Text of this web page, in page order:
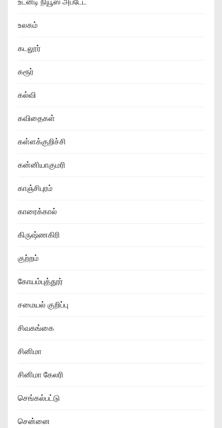
உலகம்
கடலூர்
கரூர்
கல்வி
கவிதைகள்
கள்ளக்குறிச்சி
கன்னியாகுமரி
காஞ்சிபுரம்
காரைக்கால்
கிருஷ்ணகிரி
குற்றம்
கோயம்புத்தூர்
சமையல் குறிப்பு
சிவகங்கை
சினிமா
சினிமா கேலரி
செங்கல்பட்டு
சென்னை